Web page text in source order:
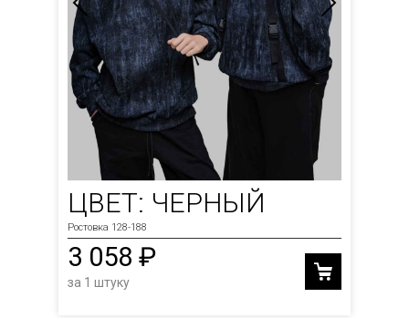
ЦВЕТ: ЧЕРНЫЙ
Ростовка 128-188
3 058 ₽
за 1 штуку